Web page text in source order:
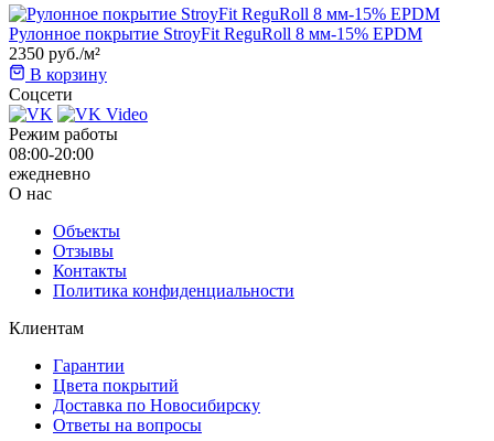
Рулонное покрытие StroyFit ReguRoll 8 мм-15% EPDM
2350 руб./м²
В корзину
Соцсети
Режим работы
08:00-20:00
ежедневно
О нас
Объекты
Отзывы
Контакты
Политика конфиденциальности
Клиентам
Гарантии
Цвета покрытий
Доставка по Новосибирску
Ответы на вопросы